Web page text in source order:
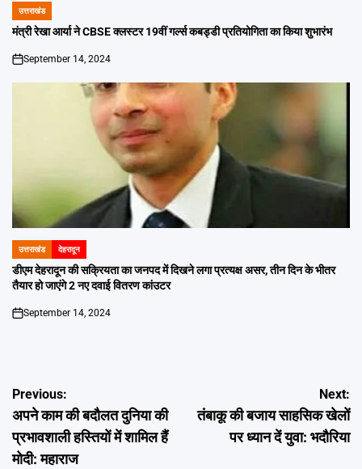
POSTED
IN
उत्तराखंड
मंत्री रेखा आर्या ने CBSE क्लस्टर 19वीं गर्ल्स कबड्डी प्रतियोगिता का किया शुभारंभ
on
September 14, 2024
POSTED
IN
उत्तराखंड देहरादून
डीएम देहरादून की सक्रियता का जनपद में दिखने लगा प्रत्यक्ष असर, तीन दिन के भीतर
तैयार हो जाएंगे 2 नए दवाई वितरण कांउटर
on
September 14, 2024
Post
navigation
Previous:
अपने काम की बदौलत दुनिया की
प्रभावशाली हस्तियों में शामिल हैं
मोदी: महाराज
Next:
तंबाकू की बजाय साहसिक खेलों
पर ध्यान दें युवा: भदौरिया